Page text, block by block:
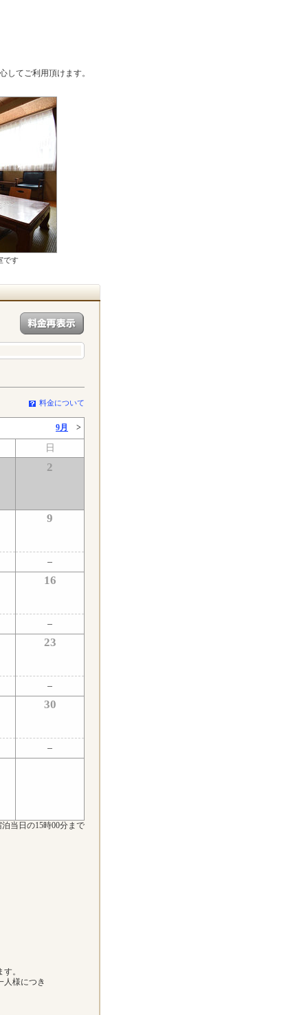
してご利用頂けます。
です
料金について
9月 >
日
2
9
16
23
30
当日の15時00分まで
。
人様につき